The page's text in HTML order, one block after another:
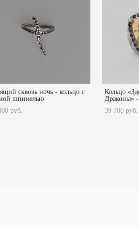
сквозь ночь - кольцо с
шпинелью
pуб.
Кольцо
Драконы»
39 700 pуб.